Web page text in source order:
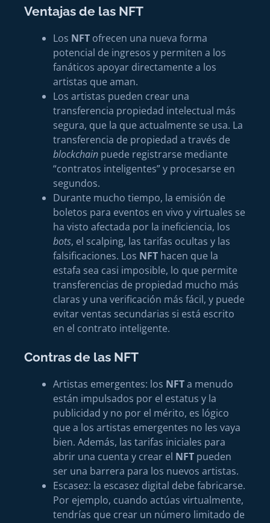
Ventajas de las NFT
Los NFT ofrecen una nueva forma
potencial de ingresos y permiten a los
fanáticos apoyar directamente a los
artistas que aman.
Los artistas pueden crear una
transferencia propiedad intelectual más
segura, que la que actualmente se usa. La
transferencia de propiedad a través de
blockchain puede registrarse mediante
“contratos inteligentes” y procesarse en
segundos.
Durante mucho tiempo, la emisión de
boletos para eventos en vivo y virtuales se
ha visto afectada por la ineficiencia, los
bots, el scalping, las tarifas ocultas y las
falsificaciones. Los NFT hacen que la
estafa sea casi imposible, lo que permite
transferencias de propiedad mucho más
claras y una verificación más fácil, y puede
evitar ventas secundarias si está escrito
en el contrato inteligente.
Contras de las NFT
Artistas emergentes: los NFTa menudo
están impulsados ​​​​por el estatus y la
publicidad y no por el mérito, es lógico
que a los artistas emergentes no les vaya
bien. Además, las tarifas iniciales para
abrir una cuenta y crear el NFT pueden
ser una barrera para los nuevos artistas.
Escasez: la escasez digital debe fabricarse.
Por ejemplo, cuando actúas virtualmente,
tendrías que crear un número limitado de